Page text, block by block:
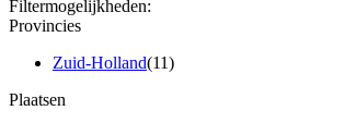
Filtermogelijkheden:
Provincies
Zuid-Holland(11)
Plaatsen